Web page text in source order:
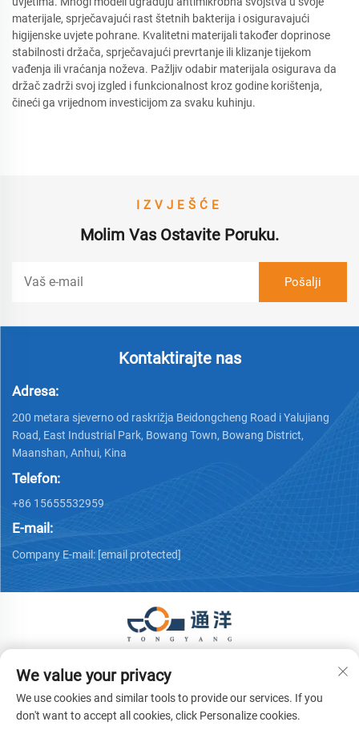
materijale, sprječavajući rast štetnih bakterija i osiguravajući
higijenske uvjete pohrane. Kvalitetni materijali također doprinose
stabilnosti držača, sprječavajući prevrtanje ili klizanje tijekom
vađenja ili vraćanja noževa. Pažljiv odabir materijala osigurava da
držač zadrži svoj izgled i funkcionalnost kroz godine korištenja,
čineći ga vrijednom investicijom za svaku kuhinju.
IZVJEŠĆE
Molim Vas Ostavite Poruku.
Kontaktirajte nas
Adresa:
200 metara sjeverno od raskrižja Beidongcheng Road i Yalujiang
Road, East Industrial Park, Bowang Town, Bowang District,
Maanshan, Anhui, Kina
Telefon:
+86 15655532959
E-mail:
Company E-mail: [email protected]
Equipment Co., Ltd. Sva prava pridržana.
We value your privacy
We use cookies and similar tools to provide our services. If you
don't want to accept all cookies, click Personalize cookies.